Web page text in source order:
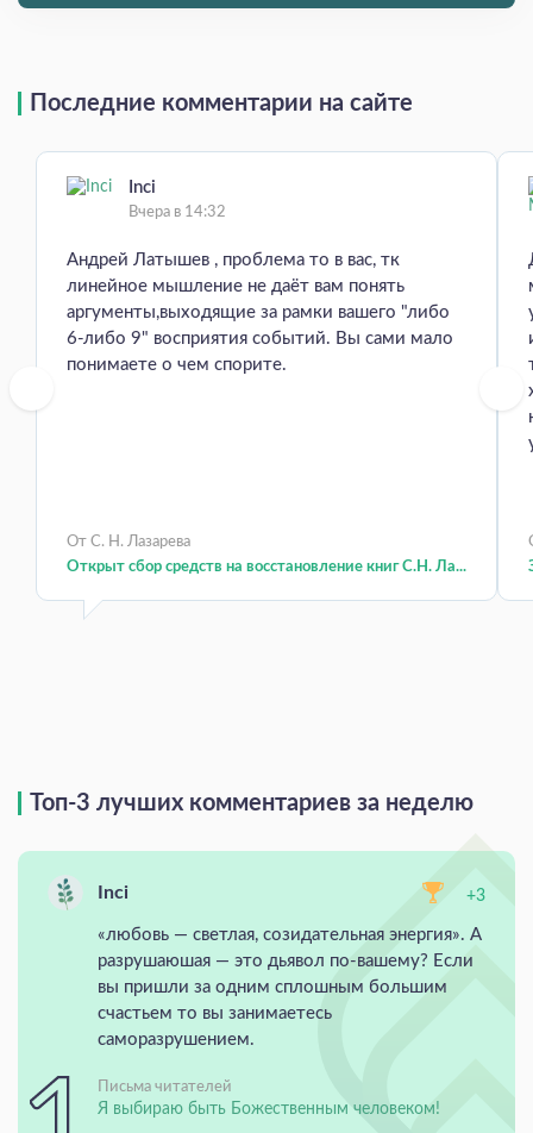
Последние комментарии на сайте
Inci
Вчера в 14:32
Андрей Латышев , проблема то в вас, тк
линейное мышление не даёт вам понять
аргументы,выходящие за рамки вашего "либо
6-либо 9" восприятия событий. Вы сами мало
понимаете о чем спорите.
От С. Н. Лазарева
Открыт сбор средств на восстановление книг С.Н. Ла...
Топ-3 лучших комментариев за неделю
Inci +3
«любовь — светлая, созидательная энергия». А
разрушаюшая — это дьявол по-вашему? Если
вы пришли за одним сплошным большим
счастьем то вы занимаетесь
саморазрушением.
Письма читателей
Я выбираю быть Божественным человеком!